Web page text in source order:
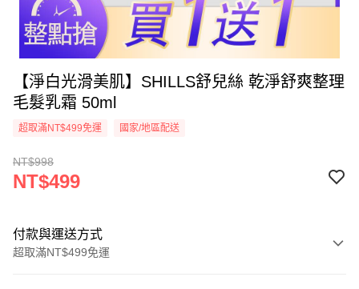
【淨白光滑美肌】SHILLS舒兒絲 乾淨舒爽整理
毛髮乳霜 50ml
超取滿NT$499免運 國家/地區配送
NT$998
NT$499
付款與運送方式
超取滿NT$499免運